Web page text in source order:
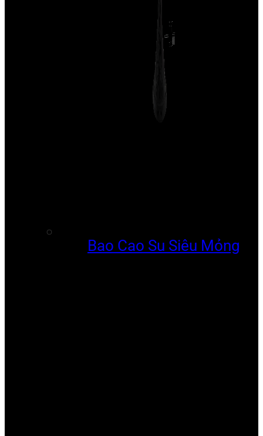
Bao Cao Su Siêu Mỏng